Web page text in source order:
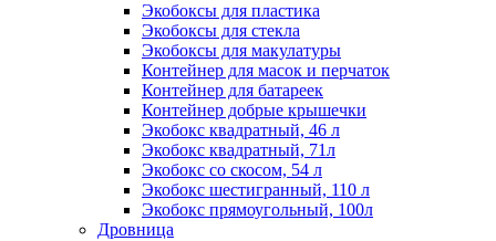
Экобоксы для пластика
Экобоксы для стекла
Экобоксы для макулатуры
Контейнер для масок и перчаток
Контейнер для батареек
Контейнер добрые крышечки
Экобокс квадратный, 46 л
Экобокс квадратный, 71л
Экобокс со скосом, 54 л
Экобокс шестигранный, 110 л
Экобокс прямоугольный, 100л
Дровница